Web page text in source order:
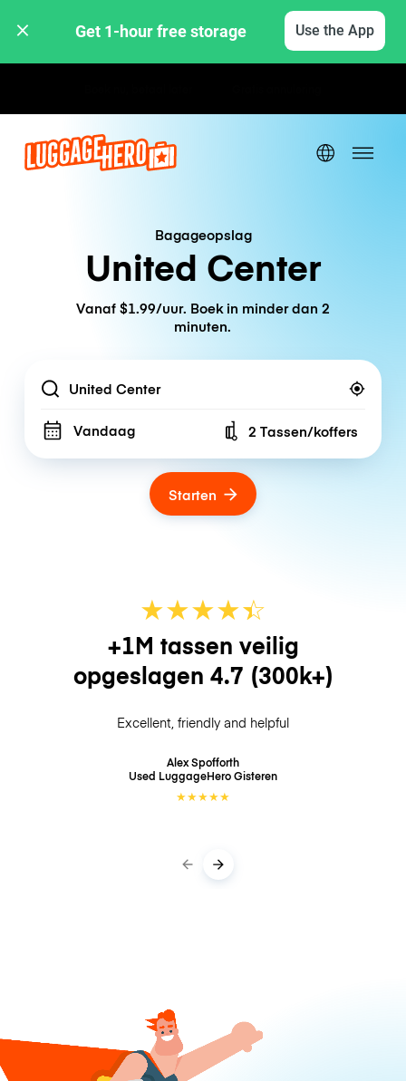
Get 1-hour free storage Use the App
Bagageopslag
United Center
Vanaf $1.99/uur. Boek in minder dan 2
minuten.
Location
Vandaag Number of bags
2 Tassen/koffers
Starten
★★★★☆
★
+1M tassen veilig
opgeslagen 4.7 (300k+)
Excellent, friendly and helpful
Alex Spofforth
Used LuggageHeroGisteren
★★★★★